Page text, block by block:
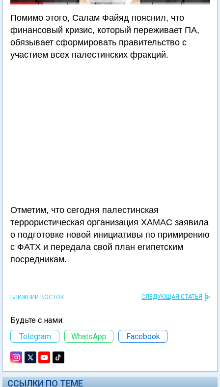
Помимо этого, Салам Файяд пояснил, что
финансовый кризис, который переживает ПА,
обязывает сформировать правительство с
участием всех палестинских фракций.
Отметим, что сегодня палестинская
террористическая организация ХАМАС заявила
о подготовке новой инициативы по примирению
с ФАТХ и передала свой план египетским
посредникам.
БЛИЖНИЙ ВОСТОК СЛЕДУЮЩАЯ СТАТЬЯ
Будьте с нами:
Telegram
WhatsApp Facebook
ССЫЛКИ ПО ТЕМЕ